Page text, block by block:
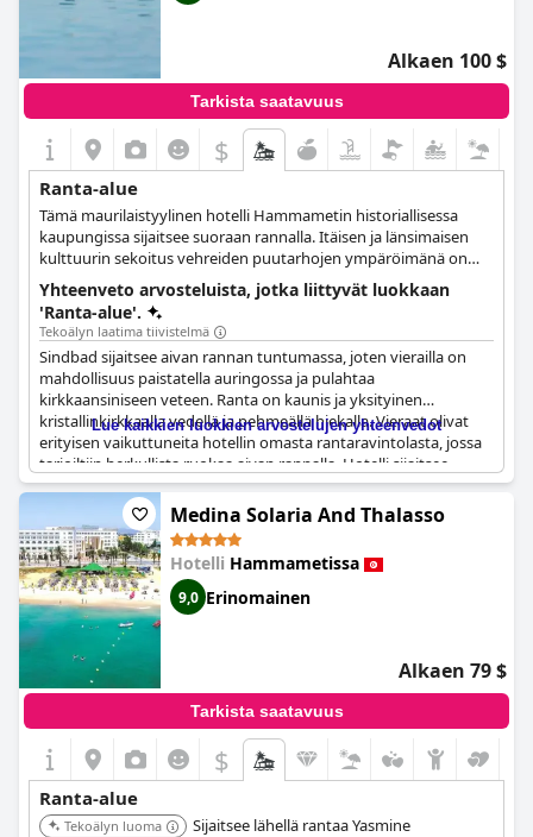
Alkaen 100 $
Tarkista saatavuus
$
Ranta-alue
Tämä maurilaistyylinen hotelli Hammametin historiallisessa
kaupungissa sijaitsee suoraan rannalla. Itäisen ja länsimaisen
kulttuurin sekoitus vehreiden puutarhojen ympäröimänä on
täydellinen pakopaikka vieraille, jotka etsivät ylellisyyttä
eksoottisessa ympäristössä.
Yhteenveto arvosteluista, jotka liittyvät luokkaan
'Ranta-alue'.
Tekoälyn laatima tiivistelmä
Sindbad sijaitsee aivan rannan tuntumassa, joten vierailla on
mahdollisuus paistatella auringossa ja pulahtaa
kirkkaansiniseen veteen. Ranta on kaunis ja yksityinen
kristallinkirkkaalla vedellä ja pehmeällä hiekalla. Vieraat olivat
erityisen vaikuttuneita hotellin omasta rantaravintolasta, jossa
tarjoiltiin herkullista ruokaa aivan rannalla. Hotelli sijaitsee
kauniissa Välimeren puutarhassa, ja huoneet sijaitsevat lähellä
rantaa. Hammametin lahden näkymä rannalta on
henkeäsalpaava. Vieraat nauttivat siitä, että heillä oli
mahdollisuus ruokailla rannalla tai rantravintolassa, mikä
paransi heidän oleskeluaan. Jotkut vieraat raportoivat kuitenkin
ongelmista rantatiimin kanssa, kuten aurinkovarjojen
puutteesta ja muiden kuin asukkaiden varausten
häiriintymisestä viikonloppuisin. Näistä pienistä ongelmista
huolimatta useimmat vieraat ylistivät kaunista rantaa ja kirkasta
Lue kaikkien luokkien arvostelujen yhteenvedot
Medina Solaria And Thalasso
Hotelli Hammametissa
9,0 Erinomainen
Alkaen 79 $
Tarkista saatavuus
$
Ranta-alue
Tekoälyn luoma
Sijaitsee lähellä rantaa Yasmine